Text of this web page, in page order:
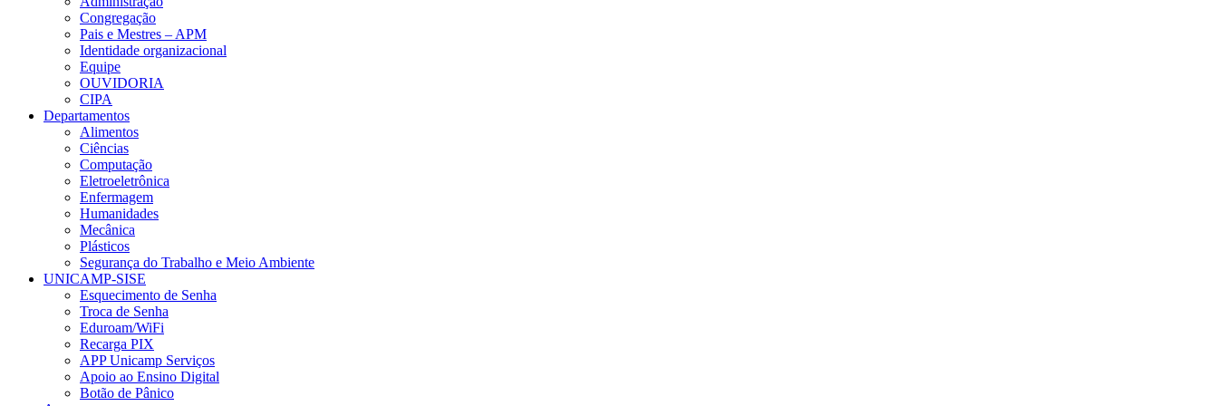
Congregação
Pais e Mestres – APM
Identidade organizacional
Equipe
OUVIDORIA
CIPA
Departamentos
Alimentos
Ciências
Computação
Eletroeletrônica
Enfermagem
Humanidades
Mecânica
Plásticos
Segurança do Trabalho e Meio Ambiente
UNICAMP-SISE
Esquecimento de Senha
Troca de Senha
Eduroam/WiFi
Recarga PIX
APP Unicamp Serviços
Apoio ao Ensino Digital
Botão de Pânico